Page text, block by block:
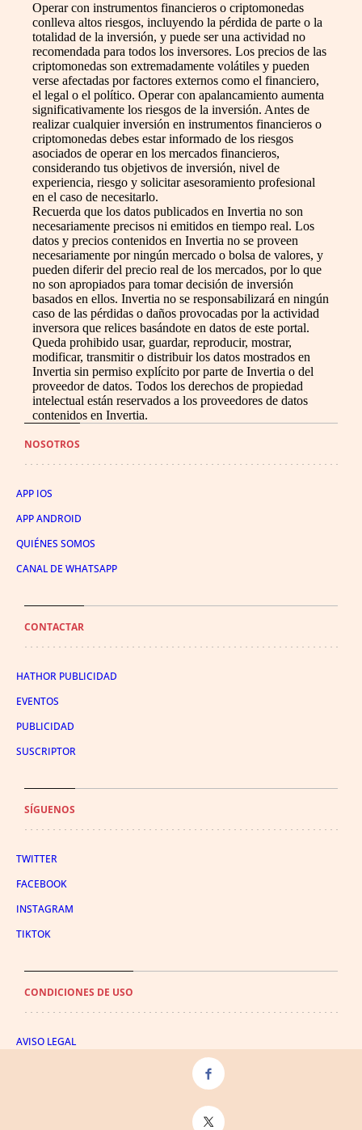
Operar con instrumentos financieros o criptomonedas
conlleva altos riesgos, incluyendo la pérdida de parte o la
totalidad de la inversión, y puede ser una actividad no
recomendada para todos los inversores. Los precios de las
criptomonedas son extremadamente volátiles y pueden
verse afectadas por factores externos como el financiero,
el legal o el político. Operar con apalancamiento aumenta
significativamente los riesgos de la inversión. Antes de
realizar cualquier inversión en instrumentos financieros o
criptomonedas debes estar informado de los riesgos
asociados de operar en los mercados financieros,
considerando tus objetivos de inversión, nivel de
experiencia, riesgo y solicitar asesoramiento profesional
en el caso de necesitarlo.
Recuerda que los datos publicados en Invertia no son
necesariamente precisos ni emitidos en tiempo real. Los
datos y precios contenidos en Invertia no se proveen
necesariamente por ningún mercado o bolsa de valores, y
pueden diferir del precio real de los mercados, por lo que
no son apropiados para tomar decisión de inversión
basados en ellos. Invertia no se responsabilizará en ningún
caso de las pérdidas o daños provocadas por la actividad
inversora que relices basándote en datos de este portal.
Queda prohibido usar, guardar, reproducir, mostrar,
modificar, transmitir o distribuir los datos mostrados en
Invertia sin permiso explícito por parte de Invertia o del
proveedor de datos. Todos los derechos de propiedad
intelectual están reservados a los proveedores de datos
contenidos en Invertia.
NOSOTROS
APP IOS
APP ANDROID
QUIÉNES SOMOS
CANAL DE WHATSAPP
CONTACTAR
HATHOR PUBLICIDAD
EVENTOS
PUBLICIDAD
SUSCRIPTOR
SÍGUENOS
TWITTER
FACEBOOK
INSTAGRAM
TIKTOK
CONDICIONES DE USO
AVISO LEGAL